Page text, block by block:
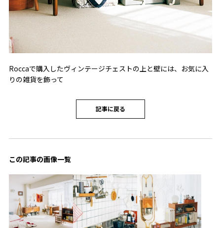
Roccaで購入したヴィンテージチェストの上と壁には、お気に入
りの雑貨を飾って
記事に戻る
この記事の画像一覧